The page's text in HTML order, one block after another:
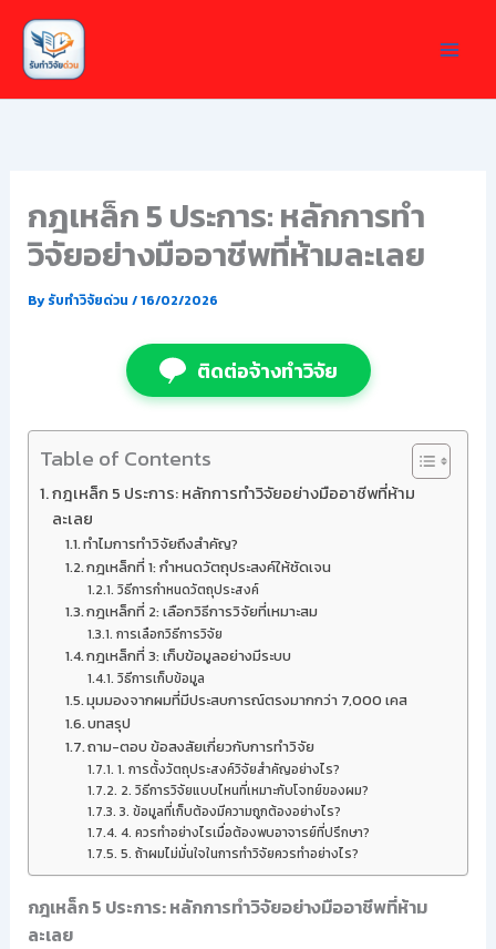
Skip
content
กฎเหล็ก 5 ประการ: หลักการทำ
วิจัยอย่างมืออาชีพที่ห้ามละเลย
Byรับทำวิจัยด่วน /16/02/2026
ติดต่อจ้างทำวิจัย
Table of Contents
กฎเหล็ก 5 ประการ: หลักการทำวิจัยอย่างมืออาชีพที่ห้าม
ละเลย
ทำไมการทำวิจัยถึงสำคัญ?
กฎเหล็กที่ 1: กำหนดวัตถุประสงค์ให้ชัดเจน
วิธีการกำหนดวัตถุประสงค์
กฎเหล็กที่ 2: เลือกวิธีการวิจัยที่เหมาะสม
การเลือกวิธีการวิจัย
กฎเหล็กที่ 3: เก็บข้อมูลอย่างมีระบบ
วิธีการเก็บข้อมูล
มุมมองจากผมที่มีประสบการณ์ตรงมากกว่า 7,000 เคส
บทสรุป
ถาม-ตอบ ข้อสงสัยเกี่ยวกับการทำวิจัย
1. การตั้งวัตถุประสงค์วิจัยสำคัญอย่างไร?
2. วิธีการวิจัยแบบไหนที่เหมาะกับโจทย์ของผม?
3. ข้อมูลที่เก็บต้องมีความถูกต้องอย่างไร?
4. ควรทำอย่างไรเมื่อต้องพบอาจารย์ที่ปรึกษา?
5. ถ้าผมไม่มั่นใจในการทำวิจัยควรทำอย่างไร?
กฎเหล็ก 5 ประการ: หลักการทำวิจัยอย่างมืออาชีพที่ห้าม
ละเลย